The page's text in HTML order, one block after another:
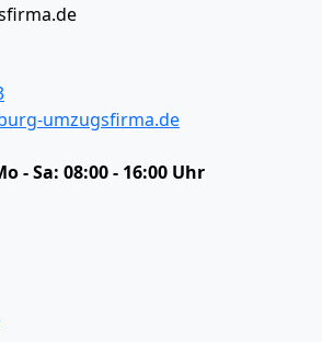
umzugsfirma.de
- Sa: 08:00 - 16:00 Uhr